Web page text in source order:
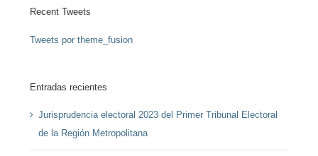
Recent Tweets
Tweets por theme_fusion
Entradas recientes
Jurisprudencia electoral 2023 del Primer Tribunal Electoral
de la Región Metropolitana